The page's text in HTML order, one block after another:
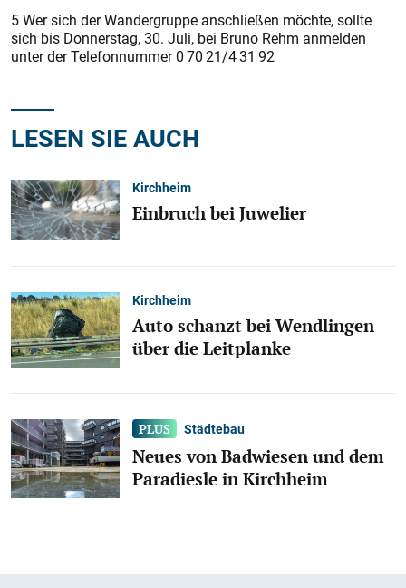
5 Wer sich der Wandergruppe anschließen möchte, sollte
sich bis Donnerstag, 30. Juli, bei Bruno Rehm anmelden
unter der Telefonnummer 0 70 21/4 31 92
LESEN SIE AUCH
Kirchheim
Einbruch bei Juwelier
Kirchheim
Auto schanzt bei Wendlingen
über die Leitplanke
Städtebau
Neues von Badwiesen und dem
Paradiesle in Kirchheim